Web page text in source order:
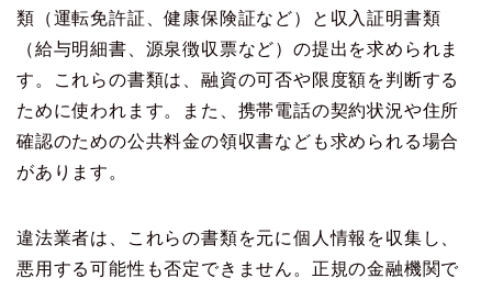
類（運転免許証、健康保険証など）と収入証明書類
（給与明細書、源泉徴収票など）の提出を求められま
す。これらの書類は、融資の可否や限度額を判断する
ために使われます。また、携帯電話の契約状況や住所
確認のための公共料金の領収書なども求められる場合
があります。
違法業者は、これらの書類を元に個人情報を収集し、
悪用する可能性も否定できません。正規の金融機関で